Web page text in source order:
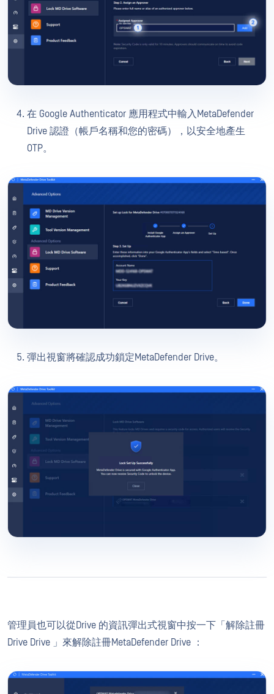
在 Google Authenticator 應用程式中輸入MetaDefender
Drive 認證（帳戶名稱和您的密碼），以安全地產生
OTP。
彈出視窗將確認成功鎖定MetaDefender Drive。
管理員也可以從Drive 的資訊彈出式視窗中按一下「解除註冊
Drive Drive 」來解除註冊MetaDefender Drive ：